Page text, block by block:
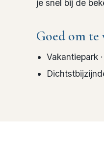
je snel bij de
Goed om te
Vakantiepark